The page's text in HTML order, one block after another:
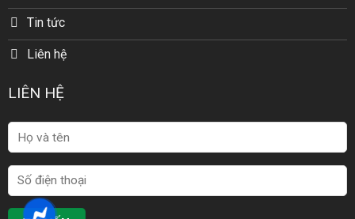
Tin tức
Liên hệ
LIÊN HỆ